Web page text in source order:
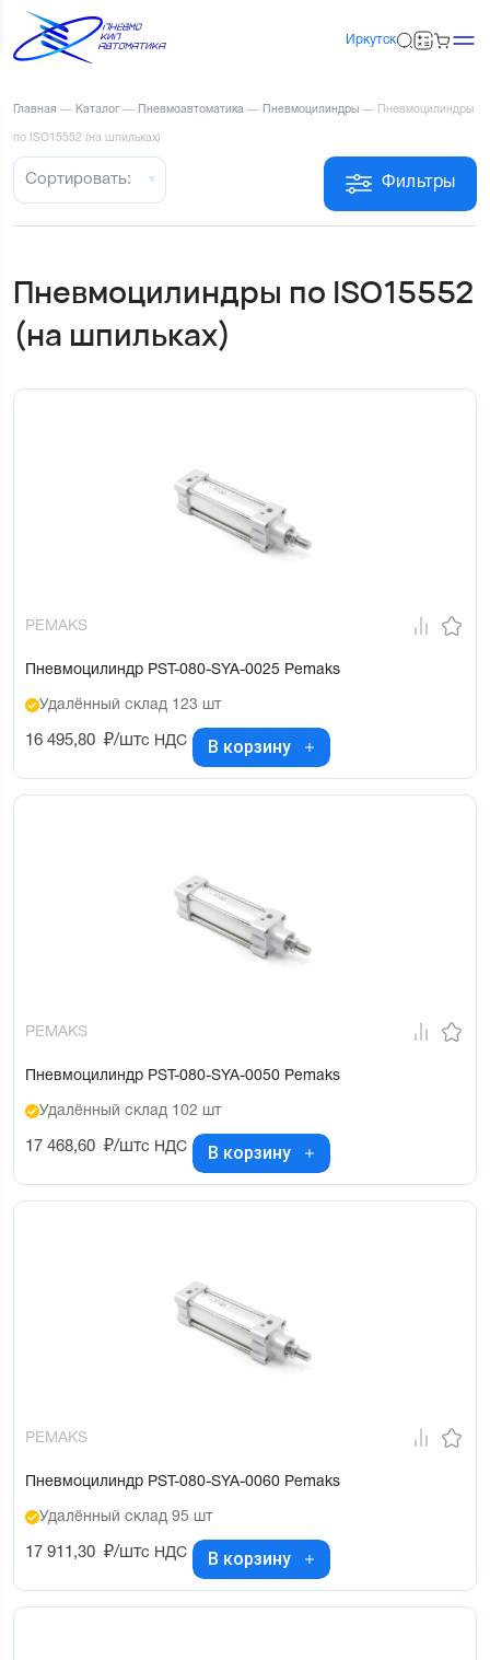
Иркутск
Главная — Каталог — Пневмоавтоматика — Пневмоцилиндры — Пневмоцилиндры
по ISO15552 (на шпильках)
Фильтры
Сортировать:
Пневмоцилиндры по ISO15552
(на шпильках)
PEMAKS
Пневмоцилиндр PST-080-SYA-0025 Pemaks
Удалённый склад 123 шт
16 495,80 ₽/штс НДС В корзину
PEMAKS
Пневмоцилиндр PST-080-SYA-0050 Pemaks
Удалённый склад 102 шт
17 468,60 ₽/штс НДС В корзину
PEMAKS
Пневмоцилиндр PST-080-SYA-0060 Pemaks
Удалённый склад 95 шт
17 911,30 ₽/штс НДС В корзину